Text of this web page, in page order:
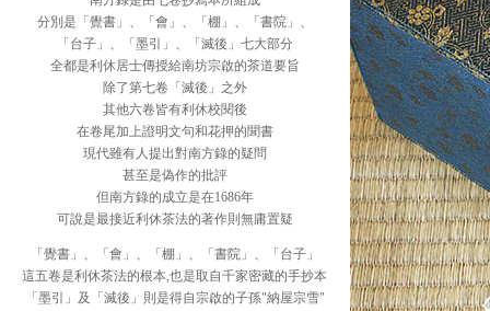
分別是「覺書」、「會」、「棚」、「書院」、
「台子」、「墨引」、「滅後」七大部分
全都是利休居士傳授給南坊宗啟的茶道要旨
除了第七卷「滅後」之外
其他六卷皆有利休校閱後
在卷尾加上證明文句和花押的聞書
現代雖有人提出對南方錄的疑問
甚至是偽作的批評
但南方錄的成立是在1686年
可說是最接近利休茶法的著作則無庸置疑
「覺書」、「會」、「棚」、「書院」、「台子」
這五卷是利休茶法的根本,也是取自千家密藏的手抄本
「墨引」及「滅後」則是得自宗啟的子孫"納屋宗雪"